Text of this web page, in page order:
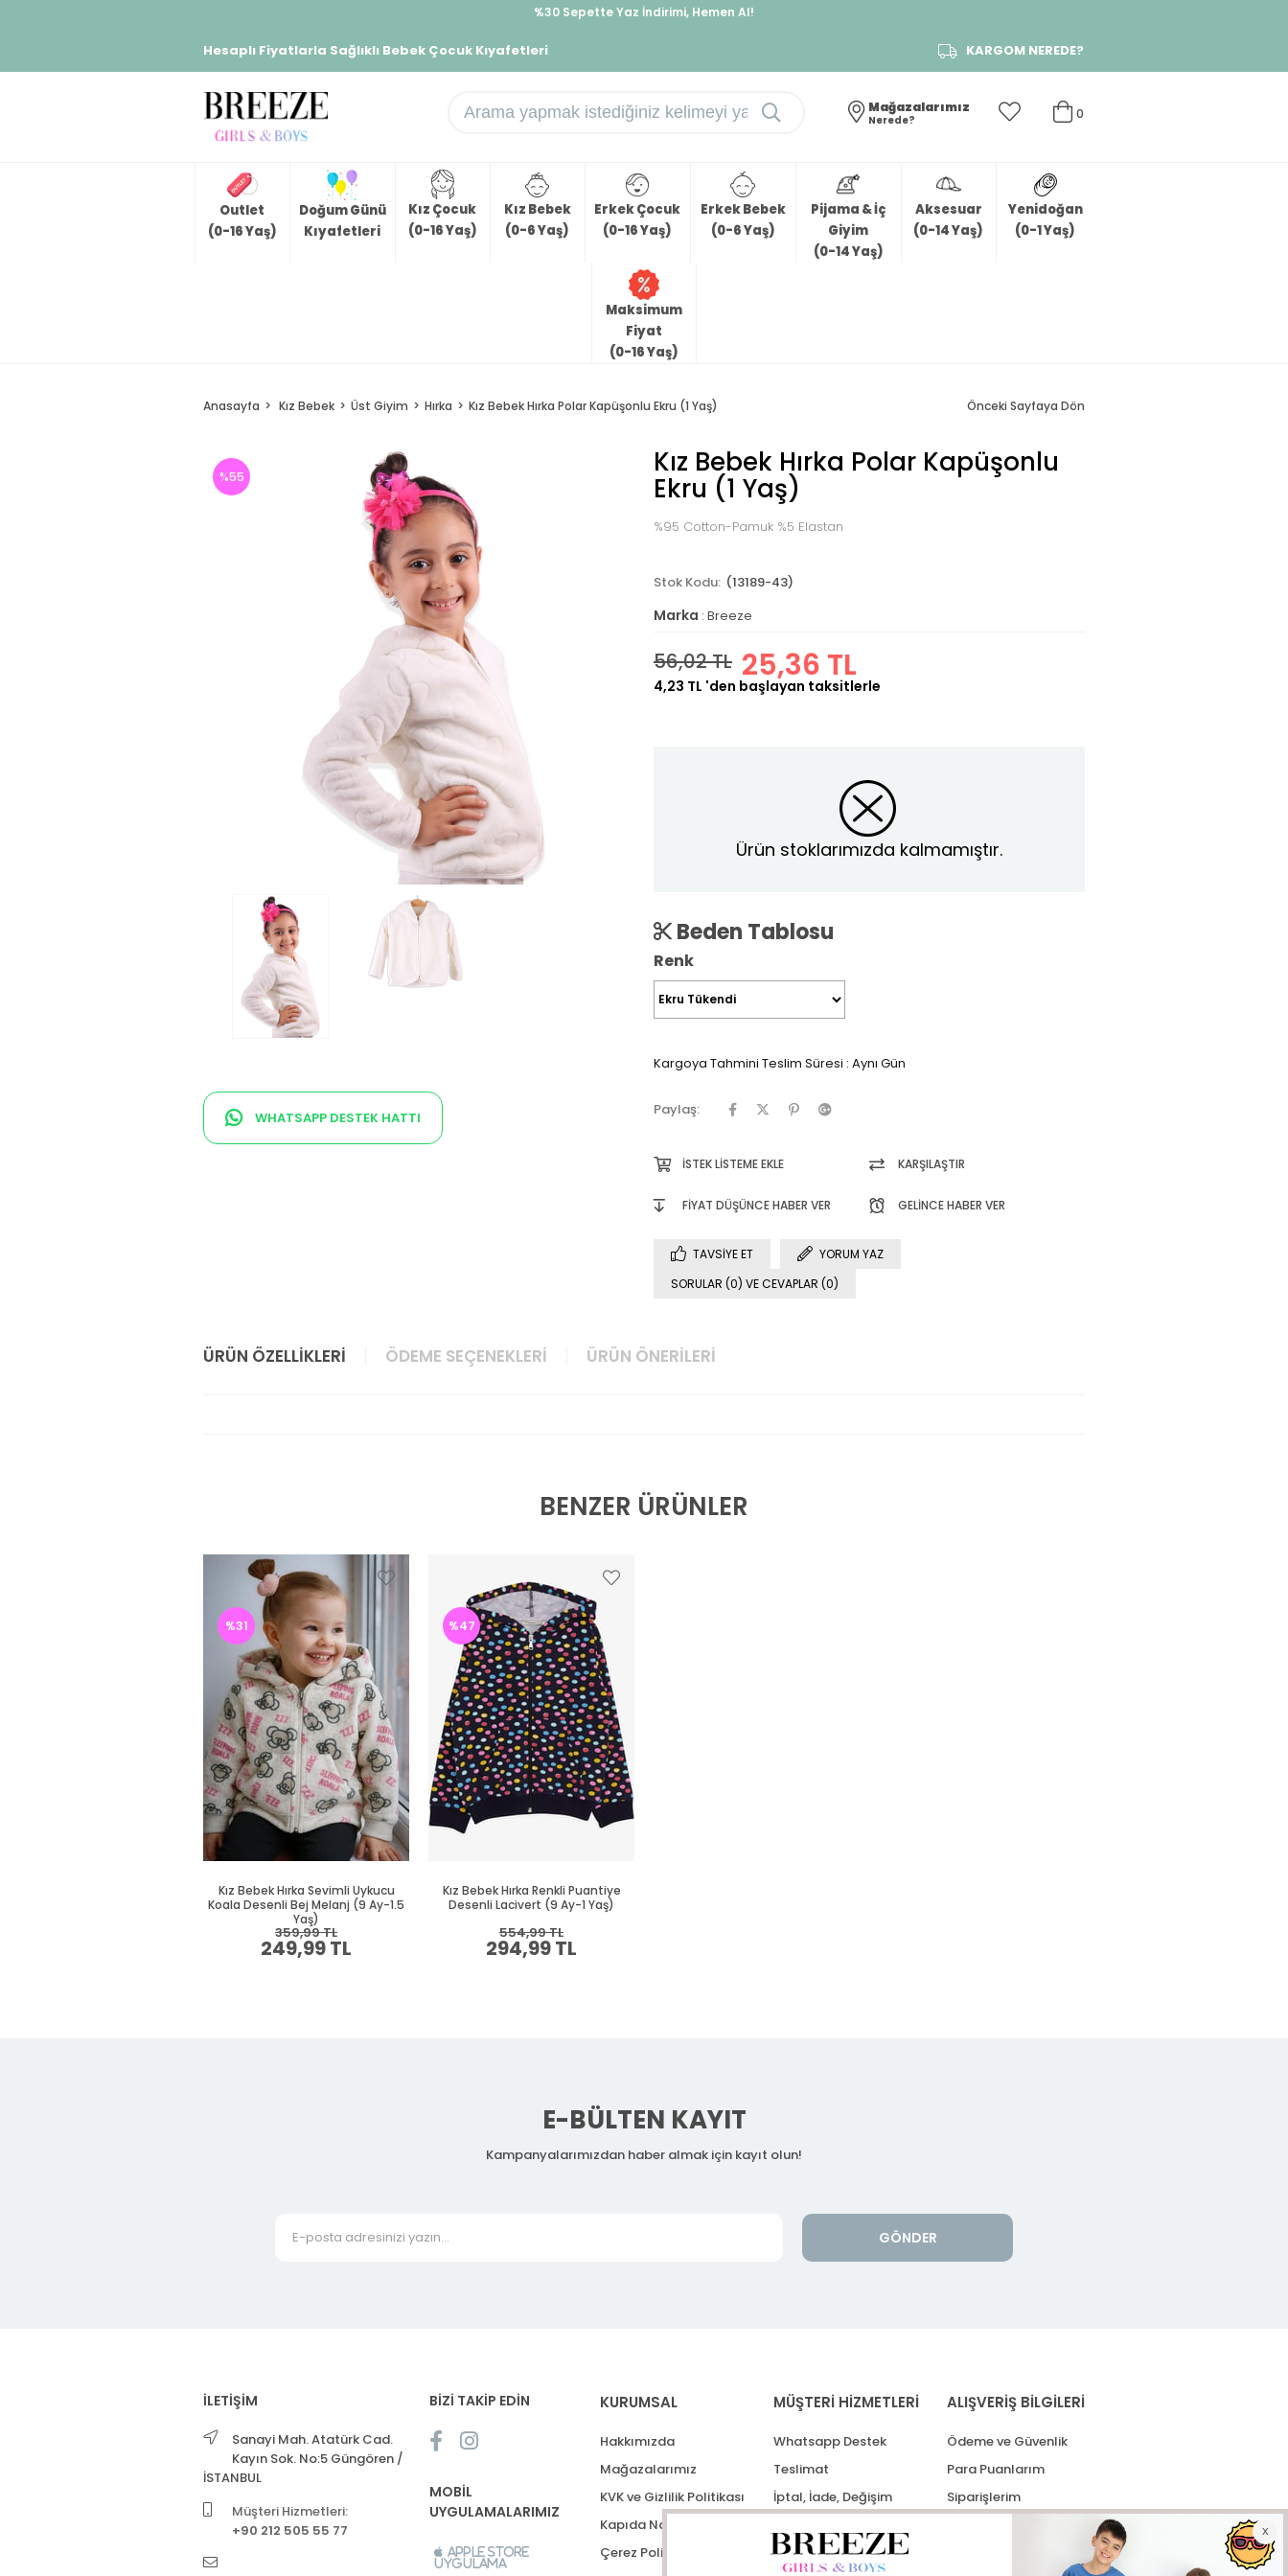
%30 Sepette Yaz İndirimi, Hemen Al!
Hesaplı Fiyatlarla Sağlıklı Bebek Çocuk Kıyafetleri KARGOM NEREDE?
0
Mağazalarımız
Nerede?
Outlet
(0-16 Yaş)
Doğum Günü
Kıyafetleri
Kız Çocuk
(0-16 Yaş)
Kız Bebek
(0-6 Yaş)
Erkek Çocuk
(0-16 Yaş)
Erkek Bebek
(0-6 Yaş)
Pijama & İç
Giyim
(0-14 Yaş)
Aksesuar
(0-14 Yaş)
Yenidoğan
(0-1 Yaş)
Maksimum
Fiyat
(0-16 Yaş)
Anasayfa Kız Bebek Üst Giyim Hırka Kız Bebek Hırka Polar Kapüşonlu Ekru (1 Yaş) Önceki Sayfaya Dön
%55
WHATSAPP DESTEK HATTI
Kız Bebek Hırka Polar Kapüşonlu
Ekru (1 Yaş)
%95 Cotton-Pamuk %5 Elastan
(13189-43)
Marka : Breeze
56,02 TL 25,36 TL
4,23 TL 'den başlayan taksitlerle
Ürün stoklarımızda kalmamıştır.
Beden Tablosu
Renk
Kargoya Tahmini Teslim Süresi : Aynı Gün
Paylaş:
İSTEK LISTEME EKLE KARŞILAŞTIR
FIYAT DÜŞÜNCE HABER VER GELINCE HABER VER
TAVSIYE ET
YORUM YAZ
SORULAR (0) VE CEVAPLAR (0)
ÜRÜN ÖZELLIKLERI ÖDEME SEÇENEKLERI ÜRÜN ÖNERILERI
BENZER ÜRÜNLER
Kız Bebek Hırka Sevimli Uykucu
Koala Desenli Bej Melanj (9 Ay-1.5
Yaş)
249,99 TL
359,99 TL
%31
Kız Bebek Hırka Renkli Puantiye
Desenli Lacivert (9 Ay-1 Yaş)
294,99 TL
554,99 TL
%47
E-BÜLTEN KAYIT
Kampanyalarımızdan haber almak için kayıt olun!
GÖNDER
İLETİŞİM
Sanayi Mah. Atatürk Cad.
Kayın Sok. No:5 Güngören /
İSTANBUL
Müşteri Hizmetleri:
+90 212 505 55 77
BİZİ TAKİP EDİN
MOBİL
UYGULAMALARIMIZ
Apple Store
Uygulama
KURUMSAL
Hakkımızda
Mağazalarımız
KVK ve Gizlilik Politikası
Kapıda Nakit Ödeme
Çerez Politikası
MÜŞTERİ HİZMETLERİ
Whatsapp Destek
Teslimat
İptal, İade, Değişim
ALIŞVERİŞ BİLGİLERİ
Ödeme ve Güvenlik
Para Puanlarım
Siparişlerim